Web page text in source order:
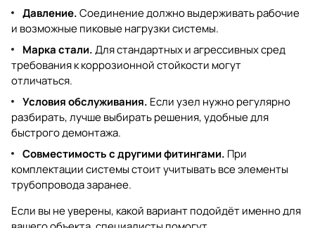
Давление.Соединение должно выдерживать рабочие
и возможные пиковые нагрузки системы.
Марка стали.Для стандартных и агрессивных сред
требования к коррозионной стойкости могут
отличаться.
Условия обслуживания. Если узел нужно регулярно
разбирать, лучше выбирать решения, удобные для
быстрого демонтажа.
Совместимость с другими фитингами. При
комплектации системы стоит учитывать все элементы
трубопровода заранее.
Если вы не уверены, какой вариант подойдёт именно для